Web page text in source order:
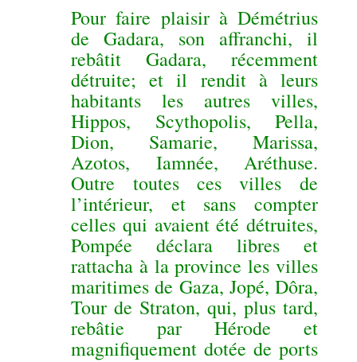
Pour faire plaisir à Démétrius
de Gadara, son affranchi, il
rebâtit Gadara, récemment
détruite; et il rendit à leurs
habitants les autres villes,
Hippos, Scythopolis, Pella,
Dion, Samarie, Marissa,
Azotos, Iamnée, Aréthuse.
Outre toutes ces villes de
l’intérieur, et sans compter
celles qui avaient été détruites,
Pompée déclara libres et
rattacha à la province les villes
maritimes de Gaza, Jopé, Dôra,
Tour de Straton, qui, plus tard,
rebâtie par Hérode et
magnifiquement dotée de ports